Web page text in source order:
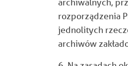
rozporządzenia
jednolitych
archiwów